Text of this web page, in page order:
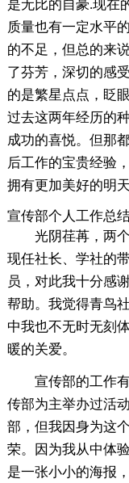
是无比的自豪.现在
质量也有一定水平
的不足，但总的来
了芬芳，深切的感
的是繁星点点，眨
过去这两年经历的
成功的喜悦。但那
后工作的宝贵经验
拥有更加美好的明天
宣传部个人工作总
光阴荏苒，两
现任社长、学社的
员，对此我十分感
帮助。我觉得青鸟
中我也不无时无刻
暖的关爱。
宣传部的工作
传部为主举办过活
部，但我因身为这
荣。因为我从中体
是一张小小的海报